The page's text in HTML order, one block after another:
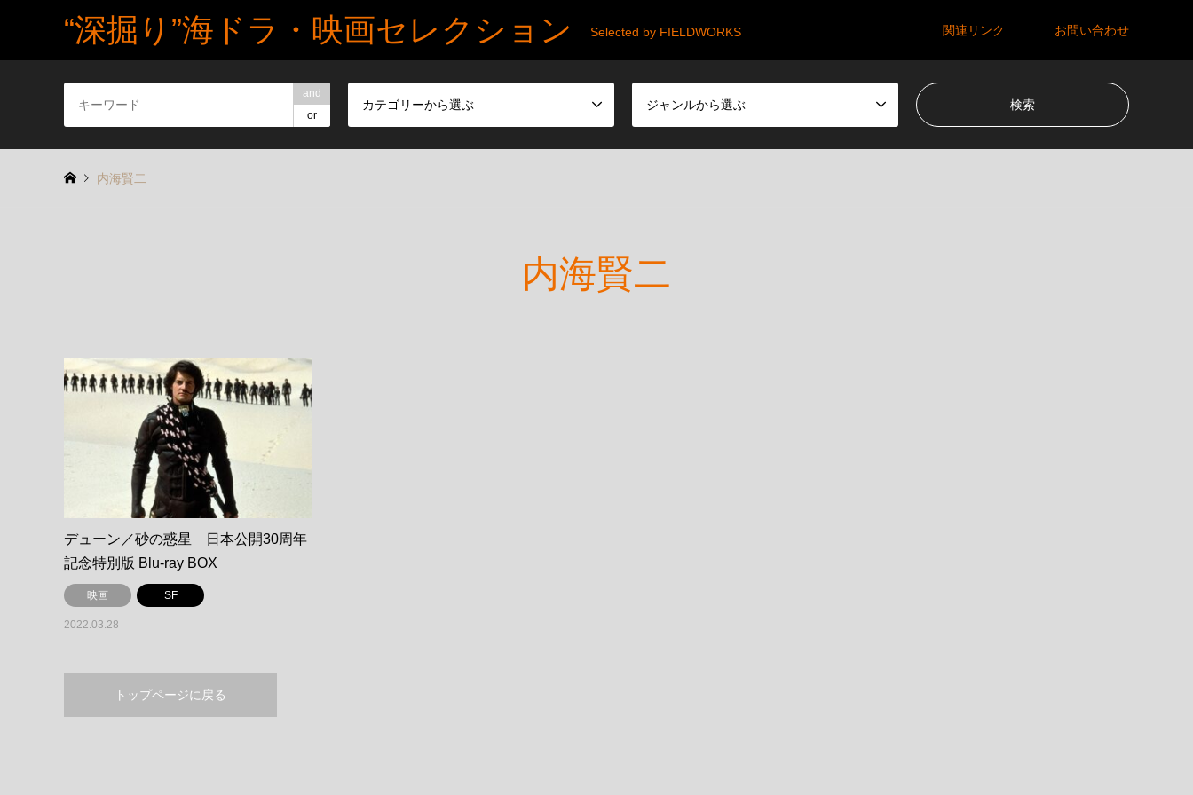
“深掘り”海ドラ・映画セレクション Selected by FIELDWORKS 関連リンク お問い合わせ
and
or
カテゴリーから選ぶ ジャンルから選ぶ
内海賢二
内海賢二
デューン／砂の惑星 日本公開30周年
記念特別版 Blu-ray BOX
映画 SF
2022.03.28
トップページに戻る